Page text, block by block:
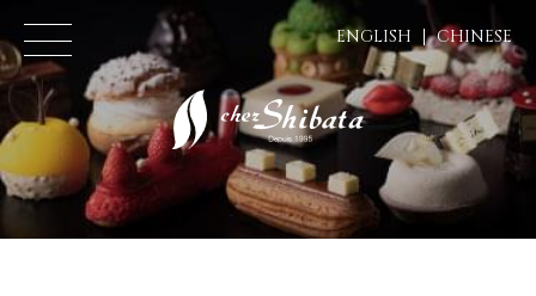
ENGLISH CHINESE